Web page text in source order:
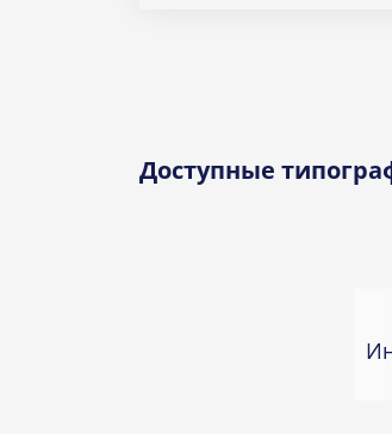
Доступные